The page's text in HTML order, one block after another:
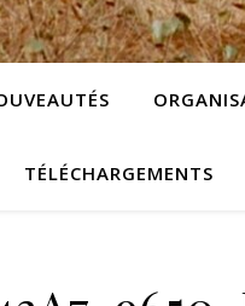
TÉLÉCHARGEMENTS